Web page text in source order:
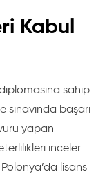
Kabul
sahip
başarı
yapan
inceler
lisans